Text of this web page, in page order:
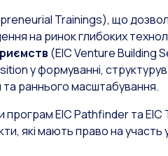
Trainings), що
на ринок глибоких
(EIC Venture Building
у формуванні,
та раннього масштабування.
EIC Pathfinder та
які мають право на